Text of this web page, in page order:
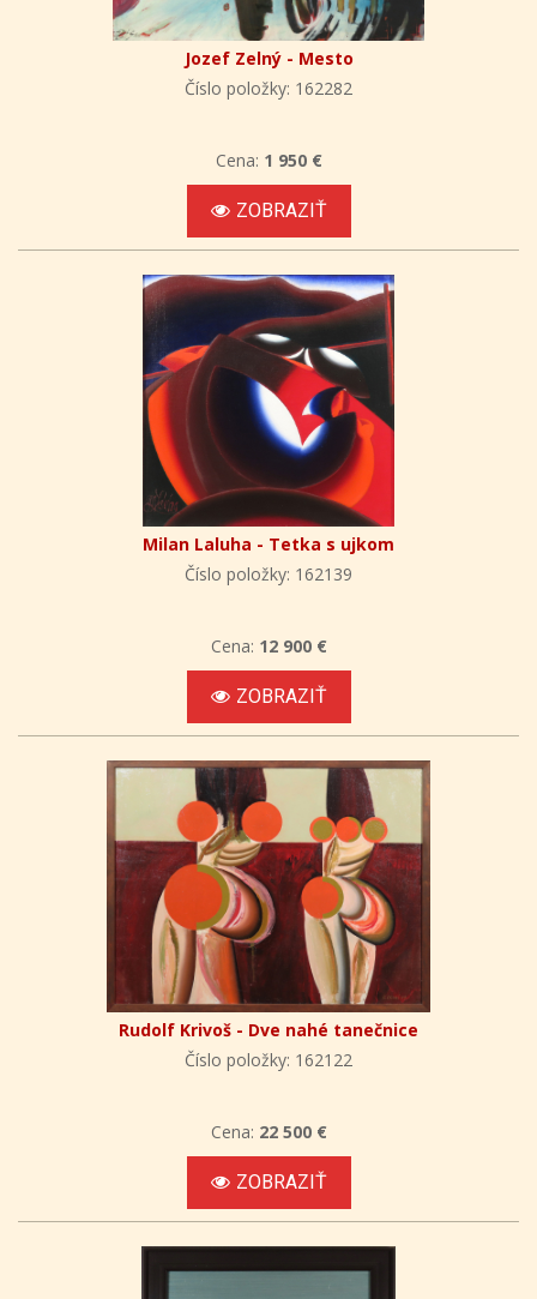
Jozef Zelný - Mesto
Číslo položky: 162282
Cena: 1 950 €
ZOBRAZIŤ
Milan Laluha - Tetka s ujkom
Číslo položky: 162139
Cena: 12 900 €
ZOBRAZIŤ
Rudolf Krivoš - Dve nahé tanečnice
Číslo položky: 162122
Cena: 22 500 €
ZOBRAZIŤ